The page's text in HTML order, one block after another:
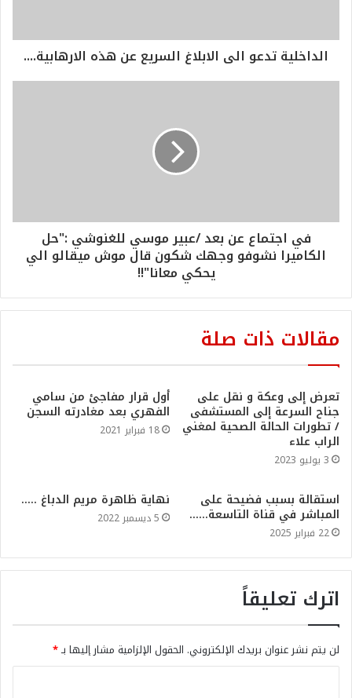
الداخلية تدعو الى الابلاغ السريع عن هذه الارهابية....
في اجتماع عن بعد /عبير موسي للغنوشي :"حل
الكاميرا نشوفو وجهك شكون قال موش ميقالو الي
يحكي معانا"!!
مقالات ذات صلة
تعرض إلى وعكة و نقل على
جناح السرعة إلى المستشفى
/ تطورات الحالة الصحية لمغني
الراب علاء
3 يوليو 2023
أول قرار مفاجئ من سامي
الفهري بعد مغادرته السجن
18 فبراير 2021
استقالة بسبب فضيحة على
المباشر في قناة التاسعة……
22 فبراير 2025
نهاية ظاهرة مريم الدباغ …..
5 ديسمبر 2022
اترك تعليقاً
لن يتم نشر عنوان بريدك الإلكتروني. الحقول الإلزامية مشار إليها بـ*